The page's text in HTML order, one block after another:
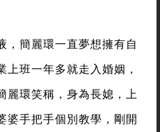
，簡麗環一直夢想擁有自
班一年多就走入婚姻，
麗環笑稱，身為長媳，上
婆手把手個別教學，剛開